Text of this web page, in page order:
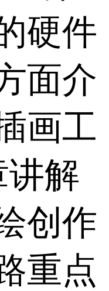
硬件
面介
画工
讲解
创作
重点